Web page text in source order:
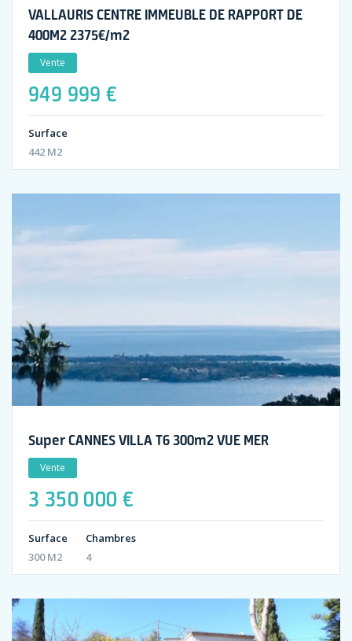
VALLAURIS CENTRE IMMEUBLE DE RAPPORT DE
400M2 2375€/m2
Vente
949 999 €
Surface
442 M2
Super CANNES VILLA T6 300m2 VUE MER
Vente
3 350 000 €
Surface
300 M2
Chambres
4